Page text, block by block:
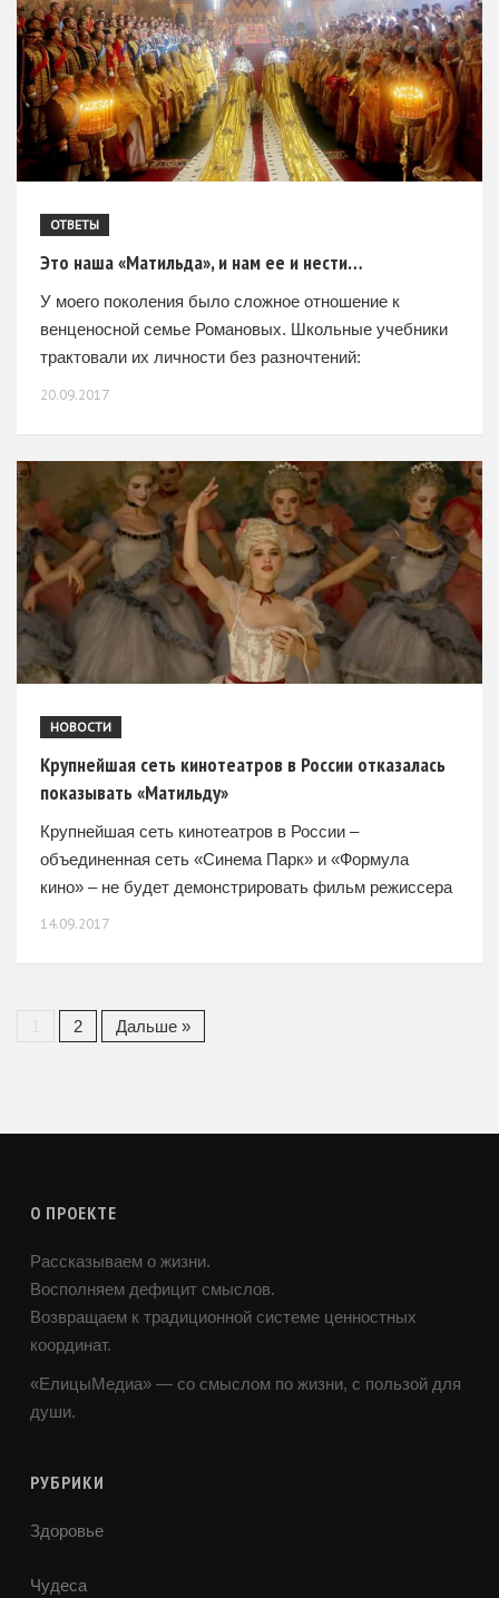
ОТВЕТЫ
Это наша «Матильда», и нам ее и нести…
У моего поколения было сложное отношение к
венценосной семье Романовых. Школьные учебники
трактовали их личности без разночтений:
т.д. В старших классах подоспел Пикуль
20.09.2017
НОВОСТИ
Крупнейшая сеть кинотеатров в России отказалась
показывать «Матильду»
Крупнейшая сеть кинотеатров в России –
объединенная сеть «Синема Парк» и «Формула
кино» – не будет демонстрировать фильм режиссера
Алексея Учителя «Матильда». В связи с
14.09.2017
2 Дальше »
О ПРОЕКТЕ
Рассказываем о жизни.
Восполняем дефицит смыслов.
Возвращаем к традиционной системе ценностных
координат.
«ЕлицыМедиа» — со смыслом по жизни, с пользой для
души.
РУБРИКИ
Здоровье
Чудеса